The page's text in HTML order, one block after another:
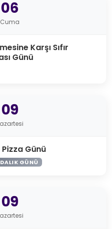
06
Cuma
Karşı Sıfır
Günü
09
Günü
GÜNÜ
09